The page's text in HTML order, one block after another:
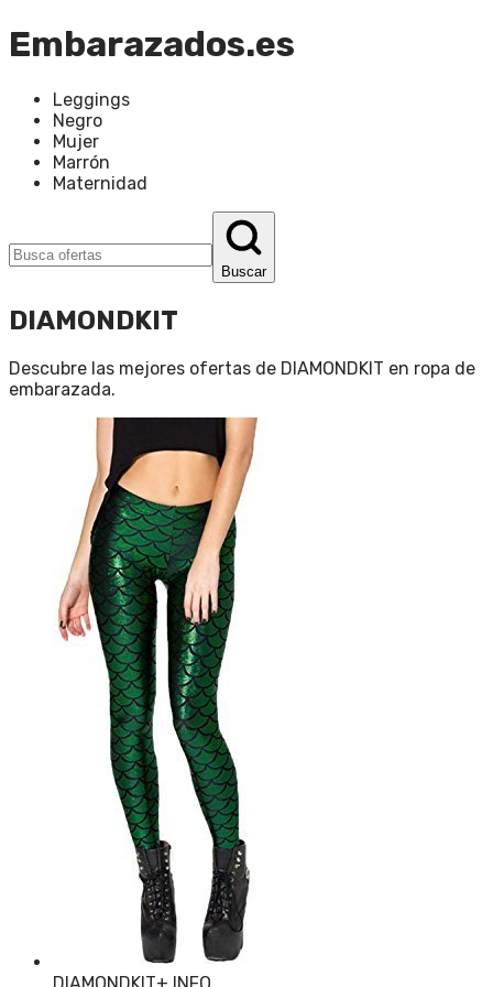
Embarazados.es
Leggings
Negro
Mujer
Marrón
Maternidad
Buscar
DIAMONDKIT
Descubre las mejores ofertas de DIAMONDKIT en ropa de
embarazada.
DIAMONDKIT+ INFO